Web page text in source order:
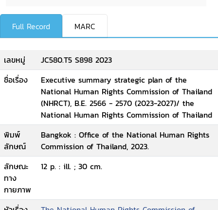
Full Record MARC
เลขหมู่
JC580.T5 S898 2023
ชื่อเรื่อง
Executive summary strategic plan of the
National Human Rights Commission of Thailand
(NHRCT), B.E. 2566 - 2570 (2023-2027)/ the
National Human Rights Commission of Thailand
พิมพ์
ลักษณ์
Bangkok : Office of the National Human Rights
Commission of Thailand, 2023.
ลักษณะ
ทาง
กายภาพ
12 p. : ill. ; 30 cm.